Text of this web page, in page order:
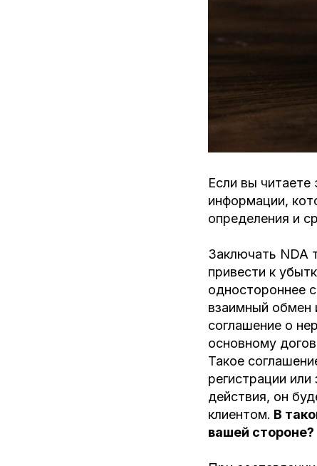
Если вы читаете
информации,
определения и
Заключать NDA
привести к
одностороннее
взаимный обмен
соглашение о
основному
Такое
регистрации
действия, он
клиентом. В
вашей стороне?